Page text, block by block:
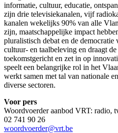
informatie, cultuur, educatie,
zijn drie televisiekanalen, vijf
kanalen wekelijks 90% van alle
zijn, maatschappelijke impact
pluralistisch debat en de
cultuur- en taalbeleving en draagt
toekomstgericht en zet in op
speelt een belangrijke rol in het
werkt samen met tal van nationale
diverse sectoren.
Voor pers
Woordvoerder aanbod VRT: radio,
02 741 90 26
woordvoerder@vrt.be